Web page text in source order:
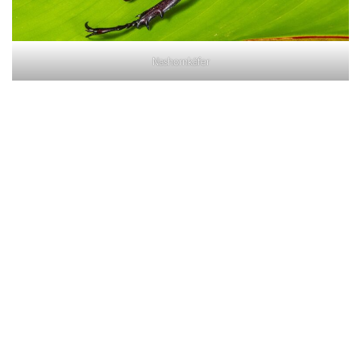
Nashornkäfer